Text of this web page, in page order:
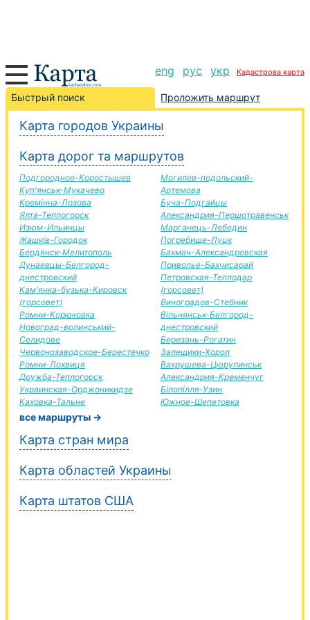
eng рус укр Кадастрова карта
Быстрый поиск Проложить маршрут
Карта городов Украины
Карта дорог та маршрутов
Подгородное-Коростышев
Куп'янськ-Мукачево
Кремінна-Лозова
Ялта-Теплогорск
Изюм-Ильинцы
Жашків-Городок
Бердянск-Мелитополь
Дунаевцы-Белгород-
днестровский
Кам'янка-бузька-Кировск
(горсовет)
Ромни-Корюковка
Новоград-волинський-
Селидове
Червонозаводское-Берестечко
Ромни-Лохвиця
Дружба-Теплогорск
Украинская-Орджоникидзе
Каховка-Тальне
Могилев-подольский-
Артемова
Буча-Подгайцы
Александрия-Першотравенськ
Марганець-Лебедин
Погребище-Луцк
Бахмач-Александровская
Приволье-Бахчисарай
Петровская-Теплодар
(горсовет)
Виноградов-Стебник
Вільнянськ-Белгород-
днестровский
Березань-Рогатин
Залещики-Хорол
Вахрушева-Цюрупинськ
Александрия-Кременчуг
Білопілля-Узин
Южное-Шепетовка
все маршруты →
Карта стран мира
Карта областей Украины
Карта штатов США
Лохвиця-Тячев дорога, маршрут Лохвиця-Тячев,
автомобильная дорога
+
−